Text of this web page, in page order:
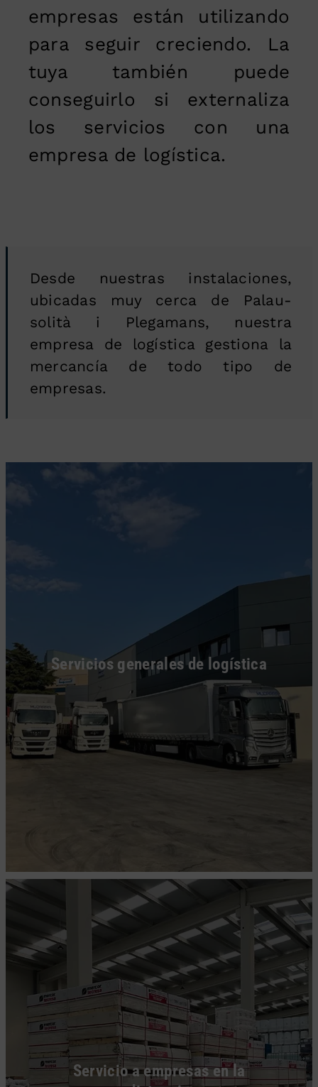
empresas están utilizando
para seguir creciendo. La
tuya también puede
conseguirlo si externaliza
los servicios con una
empresa de logística.
Desde nuestras instalaciones,
ubicadas muy cerca de Palau-
solità i Plegamans, nuestra
empresa de logística gestiona la
mercancía de todo tipo de
empresas.
Servicios generales de logística
Servicio a empresas en la